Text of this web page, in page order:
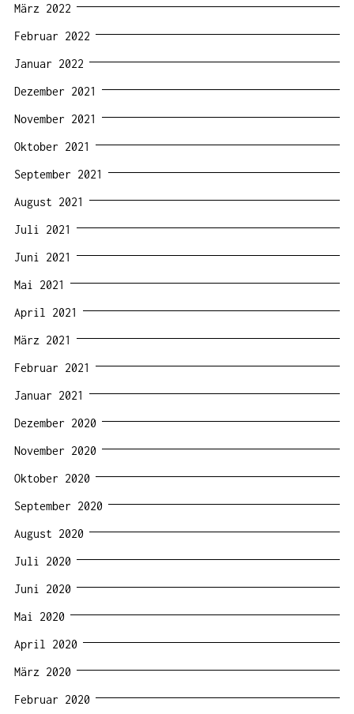
März 2022
Februar 2022
Januar 2022
Dezember 2021
November 2021
Oktober 2021
September 2021
August 2021
Juli 2021
Juni 2021
Mai 2021
April 2021
März 2021
Februar 2021
Januar 2021
Dezember 2020
November 2020
Oktober 2020
September 2020
August 2020
Juli 2020
Juni 2020
Mai 2020
April 2020
März 2020
Februar 2020